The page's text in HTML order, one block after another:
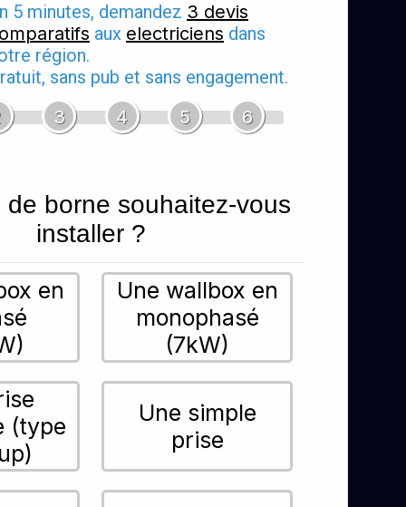
5 minutes, demandez 3 devis
aux electriciens dans
région.
sans pub et sans engagement.
3 4 5 6
de borne souhaitez-vous
installer ?
en
Une wallbox en
monophasé
(7kW)
(type
Une simple
prise